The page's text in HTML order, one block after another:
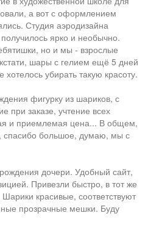
а вот с оформлением
Студия аэродизайна
ярко и необычно.
но и мы - взрослые
шары с гелием ещё 5 дней
убирать такую красоту.
фигурку из шариков, с
при заказе, учтение всех
и приемлемая цена... В общем,
спасибо большое, думаю, мы с
дочери. Удобный сайт,
Привезли быстро, в тот же
красивые, соответствуют
прозрачные мешки. Буду